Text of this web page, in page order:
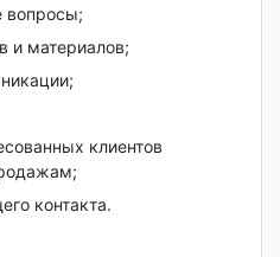
вопросы;
и материалов;
клиентов
контакта.